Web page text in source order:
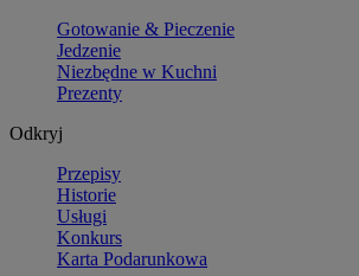
Gotowanie & Pieczenie
Jedzenie
Niezbędne w Kuchni
Prezenty
Odkryj
Przepisy
Historie
Usługi
Konkurs
Karta Podarunkowa